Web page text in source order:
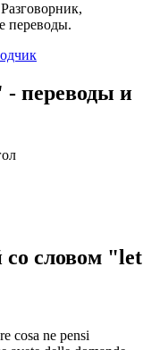
переводы.
переводы и
словом "let
cosa ne pensi